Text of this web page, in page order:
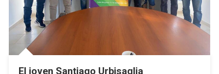
El joven Santiago Urbisaglia